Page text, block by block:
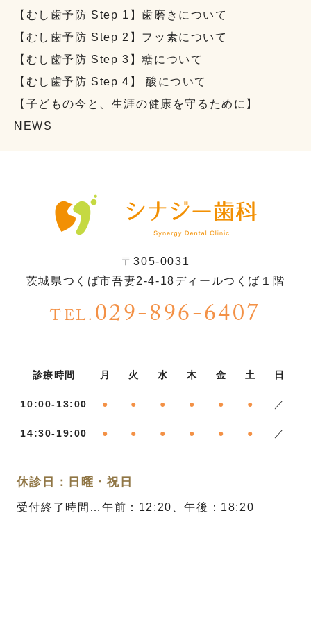
【むし歯予防 Step 1】歯磨きについて
【むし歯予防 Step 2】フッ素について
【むし歯予防 Step 3】糖について
【むし歯予防 Step 4】 酸について
【子どもの今と、生涯の健康を守るために】
NEWS
〒305-0031
茨城県つくば市吾妻2-4-18ディールつくば１階
TEL.029-896-6407
診療時間 月 火 水 木 金 土 日
10:00-13:00 ● ● ● ● ● ● ／
14:30-19:00 ● ● ● ● ● ● ／
休診日：日曜・祝日
受付終了時間…午前：12:20、午後：18:20